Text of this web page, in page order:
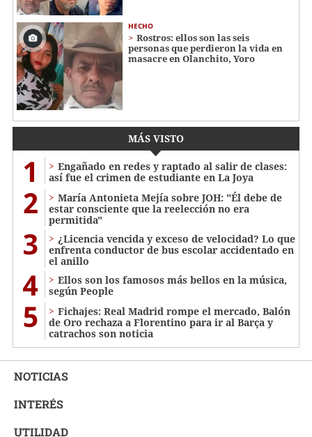
HECHO
Rostros: ellos son las seis
personas que perdieron la vida en
masacre en Olanchito, Yoro
MÁS VISTO
1
Engañado en redes y raptado al salir de clases:
así fue el crimen de estudiante en La Joya
2
María Antonieta Mejía sobre JOH: "Él debe de
estar consciente que la reelección no era
permitida"
3
¿Licencia vencida y exceso de velocidad? Lo que
enfrenta conductor de bus escolar accidentado en
el anillo
4
Ellos son los famosos más bellos en la música,
según People
5
Fichajes: Real Madrid rompe el mercado, Balón
de Oro rechaza a Florentino para ir al Barça y
catrachos son noticia
NOTICIAS
INTERÉS
UTILIDAD